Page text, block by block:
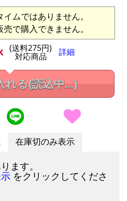
ムではありません。
で購入できません。
(送料275円)
対応商品 詳細
れる(読込中...)
在庫切のみ表示
ます。
をクリックしてくださ